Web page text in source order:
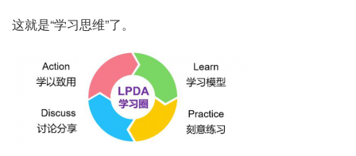
这就是“学习思维”了。